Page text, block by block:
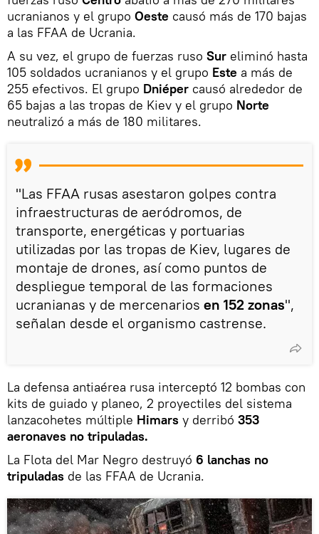
ucranianos y el grupo Oeste causó más de 170 bajas
a las FFAA de Ucrania.
A su vez, el grupo de fuerzas ruso Sur eliminó hasta
105 soldados ucranianos y el grupo Este a más de
255 efectivos. El grupo Dniéper causó alrededor de
65 bajas a las tropas de Kiev y el grupo Norte
neutralizó a más de 180 militares.
"Las FFAA rusas asestaron golpes contra
infraestructuras de aeródromos, de
transporte, energéticas y portuarias
utilizadas por las tropas de Kiev, lugares de
montaje de drones, así como puntos de
despliegue temporal de las formaciones
ucranianas y de mercenarios en 152 zonas",
señalan desde el organismo castrense.
La defensa antiaérea rusa interceptó 12 bombas con
kits de guiado y planeo, 2 proyectiles del sistema
lanzacohetes múltiple Himars y derribó 353
aeronaves no tripuladas.
La Flota del Mar Negro destruyó 6 lanchas no
tripuladas de las FFAA de Ucrania.